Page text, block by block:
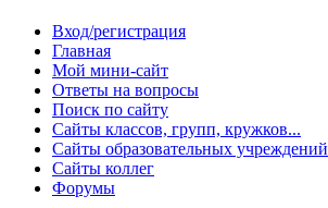
Вход/регистрация
Главная
Мой мини-сайт
Ответы на вопросы
Поиск по сайту
Сайты классов, групп, кружков...
Сайты образовательных учреждений
Сайты коллег
Форумы